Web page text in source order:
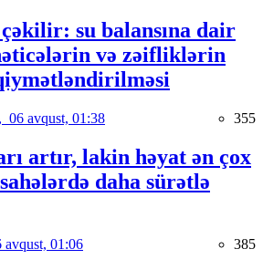
su balansına dair
və zəifliklərin
06 avqust, 01:38 355
artır, lakin həyat ən çox
daha sürətlə
avqust, 01:06 385